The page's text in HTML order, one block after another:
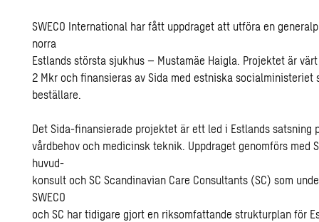
SWECO International har fått uppdraget att utföra en
norra
Estlands största sjukhus – Mustamäe Haigla. Projektet är värt
2 Mkr och finansieras av Sida med estniska socialministeriet
beställare.
Det Sida-finansierade projektet är ett led i Estlands satsning
vårdbehov och medicinsk teknik. Uppdraget genomförs med
huvud-
konsult och SC Scandinavian Care Consultants (SC) som
SWECO
och SC har tidigare gjort en riksomfattande strukturplan för